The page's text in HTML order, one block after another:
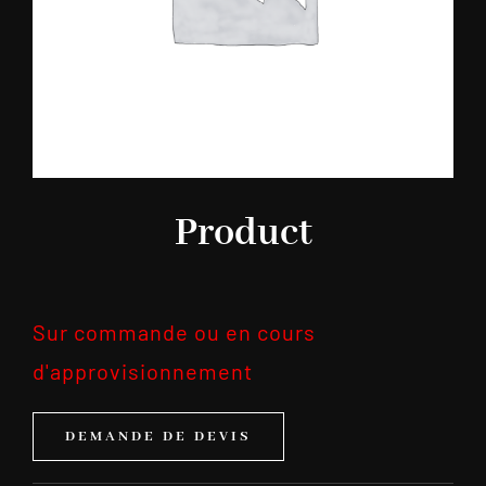
Product
Sur commande ou en cours
d'approvisionnement
DEMANDE DE DEVIS